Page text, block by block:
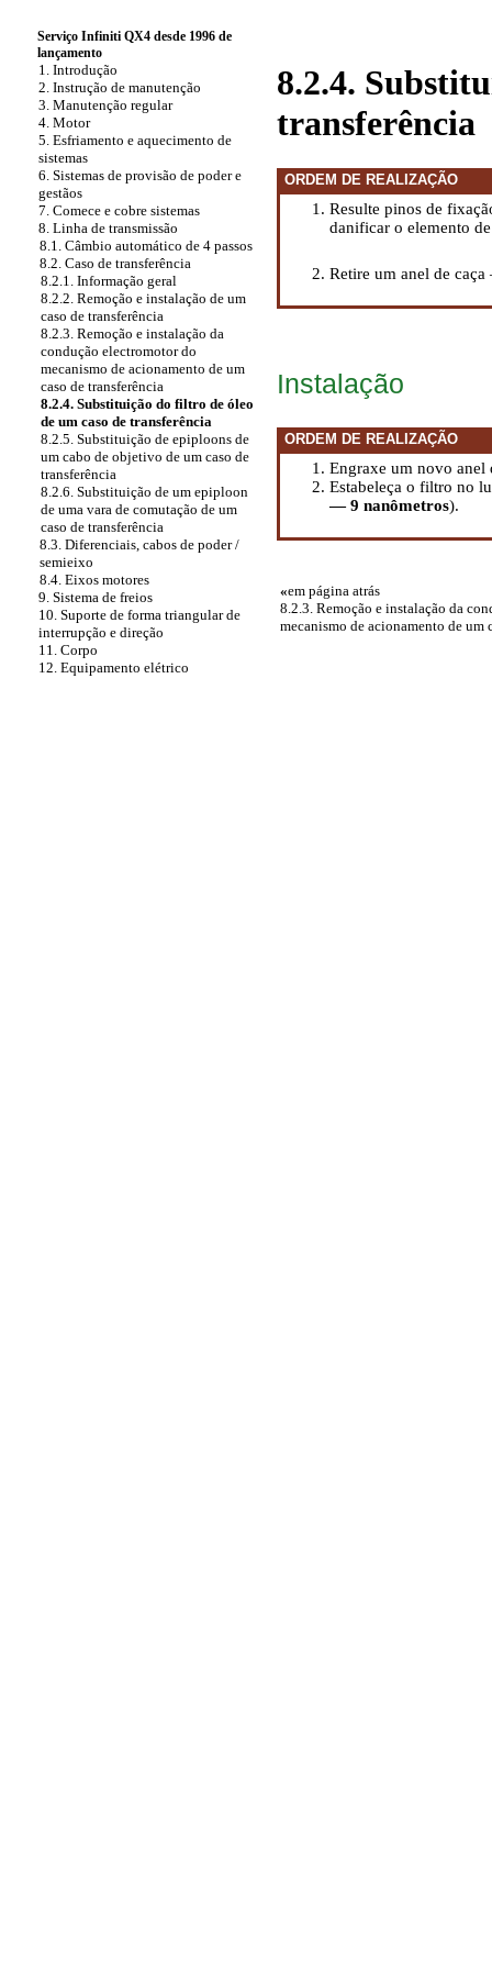
Serviço Infiniti QX4 desde 1996 de
lançamento
1. Introdução
2. Instrução de manutenção
3. Manutenção regular
4. Motor
5. Esfriamento e aquecimento de
sistemas
6. Sistemas de provisão de poder e
gestãos
7. Comece e cobre sistemas
8. Linha de transmissão
8.1. Câmbio automático de 4 passos
8.2. Caso de transferência
8.2.1. Informação geral
8.2.2. Remoção e instalação de um
caso de transferência
8.2.3. Remoção e instalação da
condução electromotor do
mecanismo de acionamento de um
caso de transferência
8.2.4. Substituição do filtro de óleo
de um caso de transferência
8.2.5. Substituição de epiploons de
um cabo de objetivo de um caso de
transferência
8.2.6. Substituição de um epiploon
de uma vara de comutação de um
caso de transferência
8.3. Diferenciais, cabos de poder /
semieixo
8.4. Eixos motores
9. Sistema de freios
10. Suporte de forma triangular de
interrupção e direção
11. Corpo
12. Equipamento elétrico
8.2.4.
transferência
ORDEM DE REALIZAÇÃO
Resulte pinos de
danificar o elemento
Retire um anel de
Instalação
ORDEM DE REALIZAÇÃO
Engraxe um novo anel
Estabeleça o filtro no
— 9 nanômetros).
«em página atrás
8.2.3. Remoção e instalação da
mecanismo de acionamento de um